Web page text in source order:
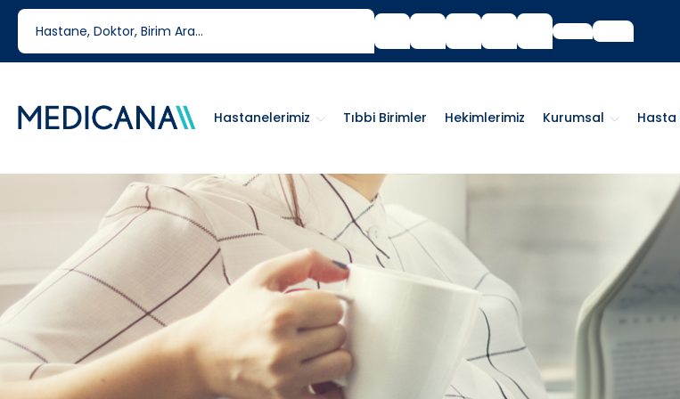
444 6 334
Tıbbi Birimler Hekimlerimiz Kurumsal Hasta
Hastanelerimiz